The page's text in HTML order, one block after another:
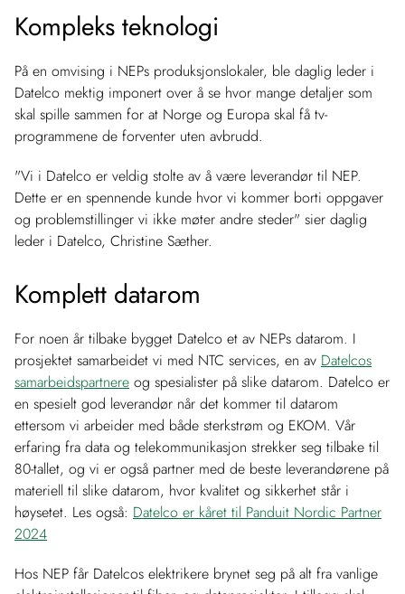
Kompleks teknologi
På en omvising i NEPs produksjonslokaler, ble daglig leder i
Datelco mektig imponert over å se hvor mange detaljer som
skal spille sammen for at Norge og Europa skal få tv-
programmene de forventer uten avbrudd.
"Vi i Datelco er veldig stolte av å være leverandør til NEP.
Dette er en spennende kunde hvor vi kommer borti oppgaver
og problemstillinger vi ikke møter andre steder" sier daglig
leder i Datelco, Christine Sæther.
Komplett datarom
For noen år tilbake bygget Datelco et av NEPs datarom. I
prosjektet samarbeidet vi med NTC services, en av Datelcos
samarbeidspartnere og spesialister på slike datarom. Datelco er
en spesielt god leverandør når det kommer til datarom
ettersom vi arbeider med både sterkstrøm og EKOM. Vår
erfaring fra data og telekommunikasjon strekker seg tilbake til
80-tallet, og vi er også partner med de beste leverandørene på
materiell til slike datarom, hvor kvalitet og sikkerhet står i
høysetet. Les også: Datelco er kåret til Panduit Nordic Partner
2024
Hos NEP får Datelcos elektrikere brynet seg på alt fra vanlige